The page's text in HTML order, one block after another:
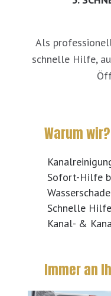
Als
schnelle Hilfe,
Warum wir?
Sofort-Hilfe
Schnelle
Kanal- &
Immer an